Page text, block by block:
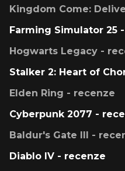
Kingdom Come:
Farming Simulator 25
Hogwarts Legacy -
Stalker 2: Heart of
Elden Ring - recenze
Cyberpunk 2077 -
Baldur's Gate III -
Diablo IV - recenze